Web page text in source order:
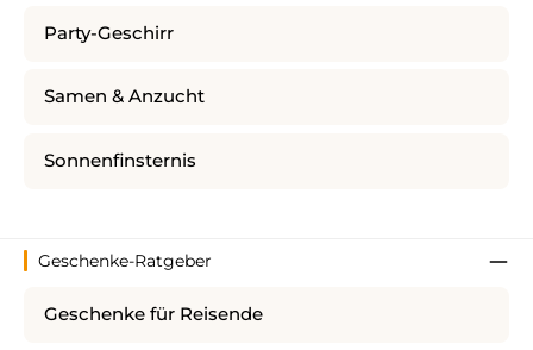
Party-Geschirr
Samen & Anzucht
Sonnenfinsternis
Geschenke-Ratgeber
Geschenke für Reisende